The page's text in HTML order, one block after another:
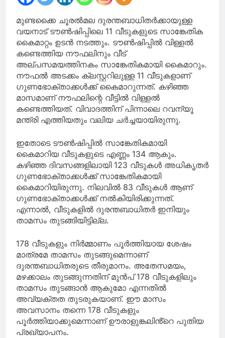
മുണ്ടക്കൈ ചൂരൽമല ദുരന്തബാധിതർക്കായുള്ള
വയനാട് ടൗൺഷിപ്പിലെ 11 വീടുകളുടെ സാങ്കേതിക
കൈമാറ്റം ഉടൻ നടത്തും. ടൗൺഷിപ്പിൽ വിള്ളൽ
കണ്ടെത്തിയ നൗഫലിനും വീട്
അല്പസമയത്തിനകം സാങ്കേതികമായി കൈമാറും.
നൗഫൽ അടക്കം ക്ലസ്റ്ററിലുള്ള 11 വീടുകളാണ്
ഗുണഭോക്താക്കൾക്ക് കൈമാറുന്നത്. കഴിഞ്ഞ
മാസമാണ് നൗഫലിന്റെ വീട്ടിൽ വിള്ളൽ
കണ്ടെത്തിയത്. വിവാദത്തിന് പിന്നാലെ റവന്യൂ
മന്ത്രി എത്തിയതും വലിയ ചർച്ചയായിരുന്നു.
ഇതോടെ ടൗൺഷിപ്പിൽ സാങ്കേതികമായി
കൈമാറിയ വീടുകളുടെ എണ്ണം 134 ആകും.
കഴിഞ്ഞ ദിവസങ്ങളിലായി 123 വീടുകൾ അധികൃതർ
ഗുണഭോക്താക്കൾക്ക് സാങ്കേതികമായി
കൈമാറിയിരുന്നു. നിലവിൽ 83 വീടുകൾ ആണ്
ഗുണഭോക്താക്കൾക്ക് നൽകിയിരിക്കുന്നത്.
എന്നാൽ, വീടുകളിൽ ദുരന്തബാധിതർ ഇനിയും
താമസം തുടങ്ങിയിട്ടില്ല.
178 വീടുകളും നിർമ്മാണം പൂർത്തിയായ ശേഷം
മാത്രമേ താമസം തുടങ്ങുമെന്നാണ്
ദുരന്തബാധിതരുടെ തീരുമാനം. അതേസമയം,
മഴക്കാലം തുടങ്ങുന്നതിന് മുൻപ് 178 വീടുകളിലും
താമസം തുടങ്ങാൻ ആകുമോ എന്നതിൽ
അവ്യക്തത തുടരുകയാണ്. ഈ മാസം
അവസാനം തന്നെ 178 വീടുകളും
പൂർത്തിയാക്കുമെന്നാണ് ഊരാളുങ്കലിൻ്റെ പുതിയ
പ്രഖ്യാപനം.